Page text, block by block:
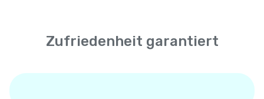
Zufriedenheit garantiert